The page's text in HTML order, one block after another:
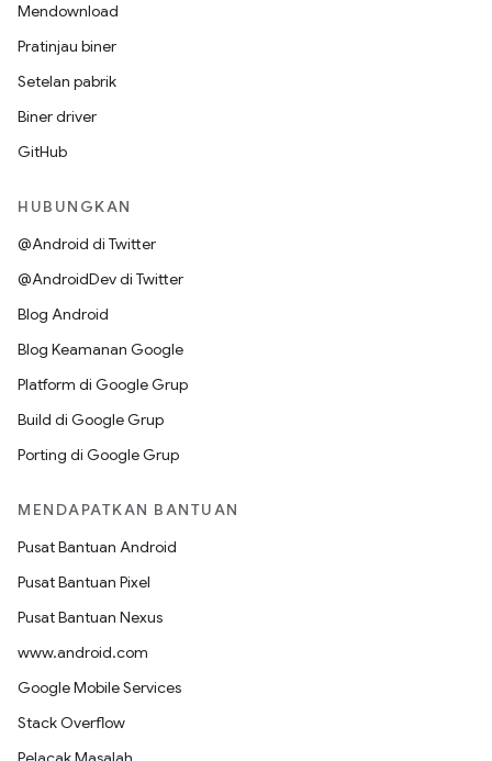
Mendownload
Pratinjau biner
Setelan pabrik
Biner driver
GitHub
HUBUNGKAN
@Android di Twitter
@AndroidDev di Twitter
Blog Android
Blog Keamanan Google
Platform di Google Grup
Build di Google Grup
Porting di Google Grup
MENDAPATKAN BANTUAN
Pusat Bantuan Android
Pusat Bantuan Pixel
Pusat Bantuan Nexus
www.android.com
Google Mobile Services
Stack Overflow